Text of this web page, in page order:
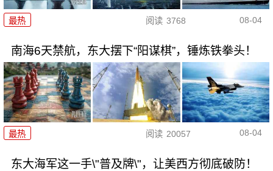
最热 阅读 3768 08-04
南海6天禁航，东大摆下“阳谋棋”，锤炼铁拳头！
最热 阅读 20057 08-04
东大海军这一手\"普及牌\"，让美西方彻底破防！